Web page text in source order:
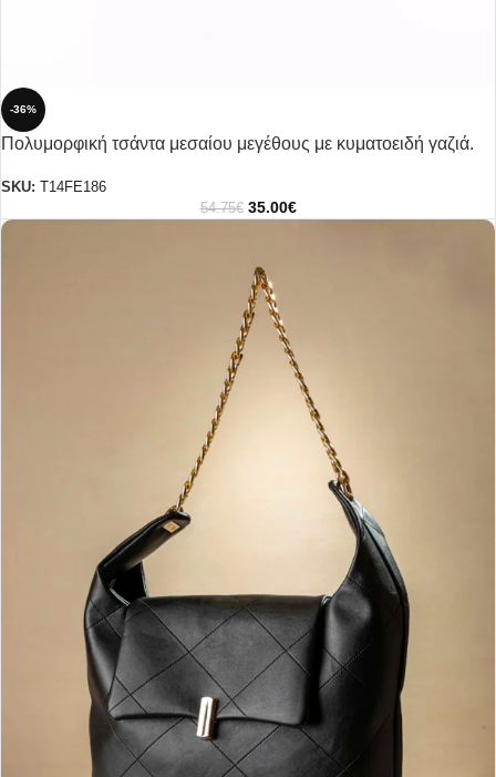
-36%
Πολυμορφική τσάντα μεσαίου μεγέθους με κυματοειδή γαζιά.
SKU:
T14FE186
54.75€ 35.00€